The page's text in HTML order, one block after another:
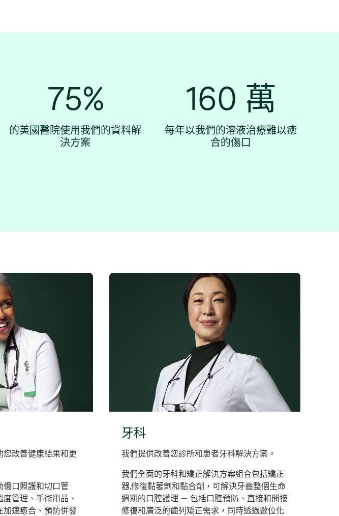
75%
的美國醫院使用我們的資料解
決方案
160 萬
每年以我們的溶液治療難以癒
合的傷口
您改善健康結果和更
傷口照護和切口管
管理、手術用品、
加速癒合、預防併發
牙科
我們提供改善您診所和患者牙科解決方案。
我們全面的牙科和矯正解決方案組合包括矯正
器,修復黏著劑和黏合劑，可解決牙齒整個生命
週期的口腔護理 — 包括口腔預防、直接和間接
修復和廣泛的齒列矯正需求，同時透過數位化